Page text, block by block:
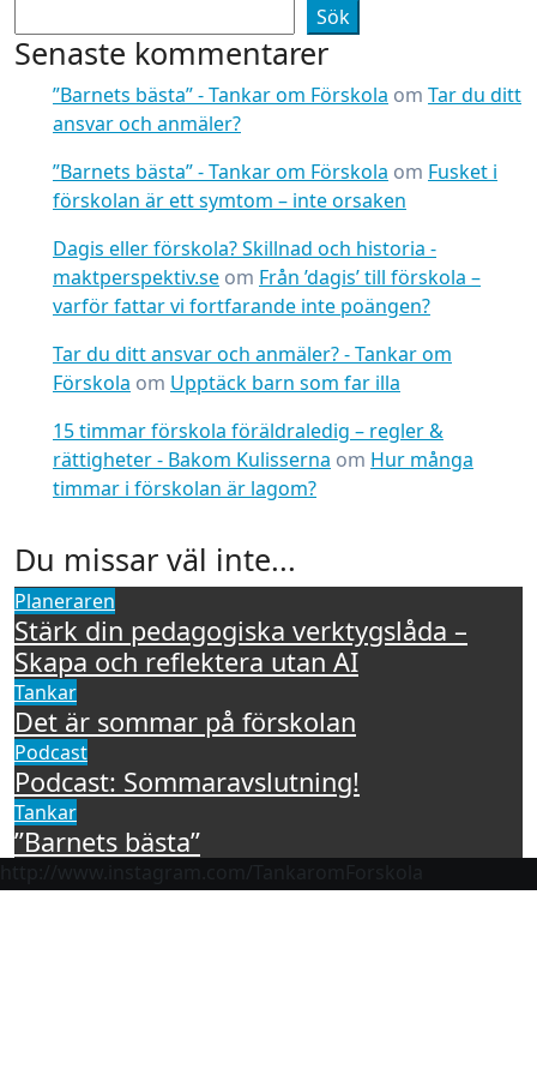
Sök
Senaste kommentarer
”Barnets bästa” - Tankar om Förskola om Tar du ditt
ansvar och anmäler?
”Barnets bästa” - Tankar om Förskola om Fusket i
förskolan är ett symtom – inte orsaken
Dagis eller förskola? Skillnad och historia -
maktperspektiv.se om Från ’dagis’ till förskola –
varför fattar vi fortfarande inte poängen?
Tar du ditt ansvar och anmäler? - Tankar om
Förskola om Upptäck barn som far illa
15 timmar förskola föräldraledig – regler &
rättigheter - Bakom Kulisserna om Hur många
timmar i förskolan är lagom?
Du missar väl inte...
Planeraren
Stärk din pedagogiska verktygslåda –
Skapa och reflektera utan AI
Tankar
Det är sommar på förskolan
Podcast
Podcast: Sommaravslutning!
Tankar
”Barnets bästa”
http://www.instagram.com/TankaromForskola